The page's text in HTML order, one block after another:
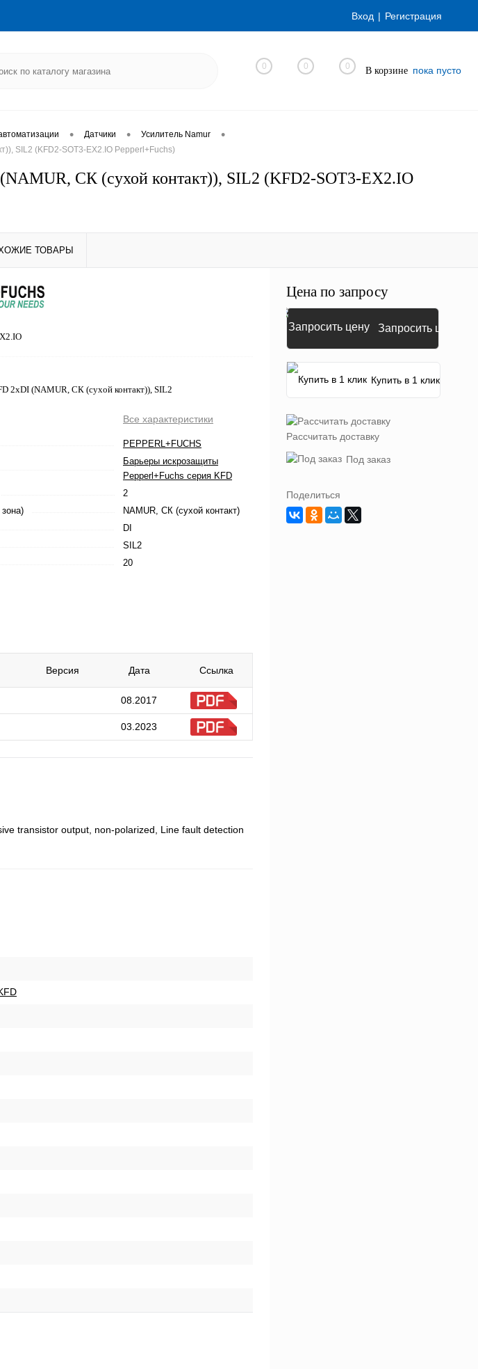
Вход Регистрация
0 0 0 В корзине пока пусто
• Датчики • Усилитель Namur •
SIL2 (KFD2-SOT3-EX2.IO Pepperl+Fuchs)
СК (сухой контакт)), SIL2 (KFD2-SOT3-EX2.IO
ТОВАРЫ
2хDI (NAMUR, СК (сухой контакт)), SIL2
Все характеристики
PEPPERL+FUCHS
Барьеры искрозащиты
Pepperl+Fuchs серия KFD
2
NAMUR, СК (сухой контакт)
DI
SIL2
20
Версия Дата Ссылка
08.2017
03.2023
transistor output, non-polarized, Line fault detection
Цена по запросу
Запросить цену
Купить в 1 клик
Рассчитать доставку
Под заказ
Поделиться